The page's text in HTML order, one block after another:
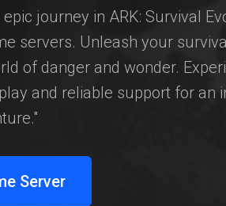
journey in ARK: Survival
servers. Unleash your
of danger and wonder.
and reliable support for an
Server